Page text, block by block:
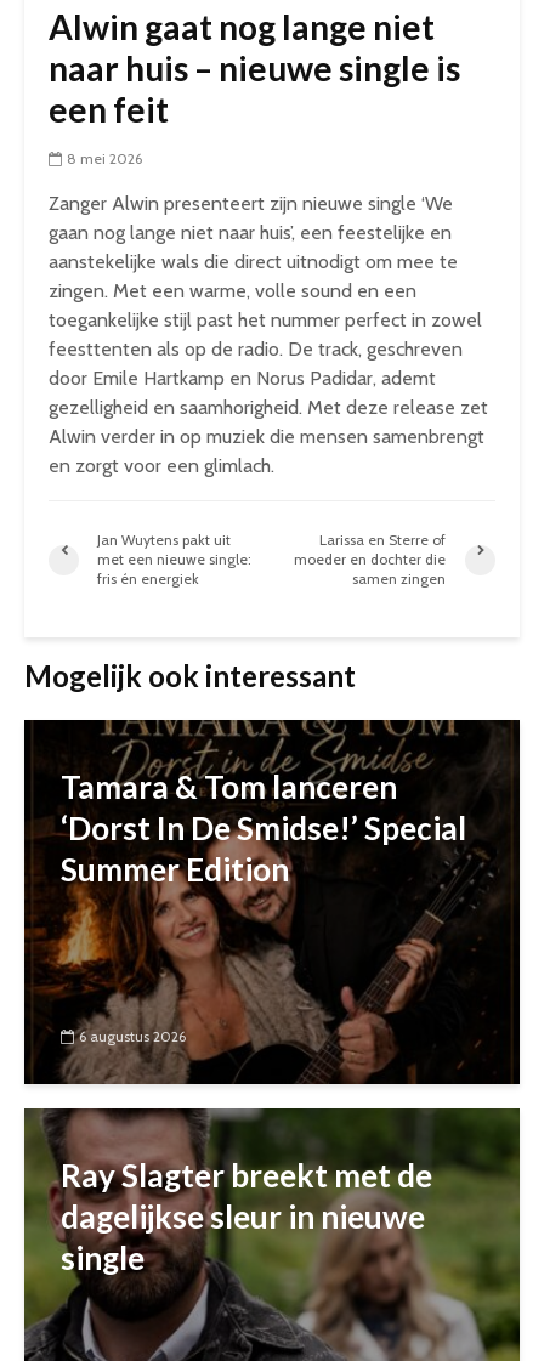
Alwin gaat nog lange niet
naar huis – nieuwe single is
een feit
8 mei 2026
Zanger Alwin presenteert zijn nieuwe single ‘We
gaan nog lange niet naar huis’, een feestelijke en
aanstekelijke wals die direct uitnodigt om mee te
zingen. Met een warme, volle sound en een
toegankelijke stijl past het nummer perfect in zowel
feesttenten als op de radio. De track, geschreven
door Emile Hartkamp en Norus Padidar, ademt
gezelligheid en saamhorigheid. Met deze release zet
Alwin verder in op muziek die mensen samenbrengt
en zorgt voor een glimlach.
Jan Wuytens pakt uit
met een nieuwe single:
fris én energiek
Larissa en Sterre of
moeder en dochter die
samen zingen
Mogelijk ook interessant
Tamara & Tom lanceren
‘Dorst In De Smidse!’ Special
Summer Edition
6 augustus 2026
Ray Slagter breekt met de
dagelijkse sleur in nieuwe
single